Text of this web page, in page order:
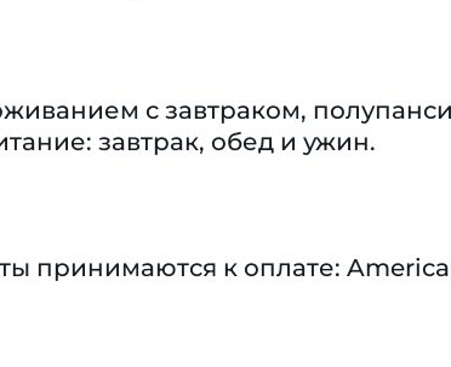
с завтраком,
завтрак, обед и ужин.
принимаются к оплате: